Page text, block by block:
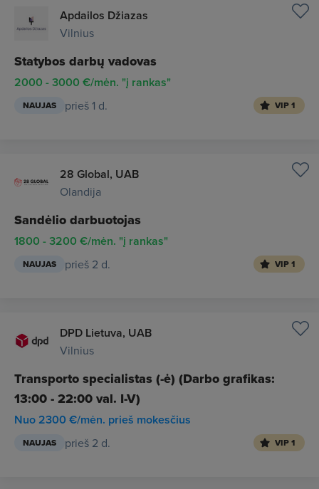
Apdailos Džiazas
Vilnius
Statybos darbų vadovas
2000 - 3000 €/mėn. "į rankas"
NAUJAS prieš 1 d. VIP 1
28 Global, UAB
Olandija
Sandėlio darbuotojas
1800 - 3200 €/mėn. "į rankas"
NAUJAS prieš 2 d. VIP 1
DPD Lietuva, UAB
Vilnius
Transporto specialistas (-ė) (Darbo grafikas:
13:00 - 22:00 val. I-V)
Nuo 2300 €/mėn. prieš mokesčius
NAUJAS prieš 2 d. VIP 1